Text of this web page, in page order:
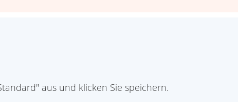
aus und klicken Sie speichern.